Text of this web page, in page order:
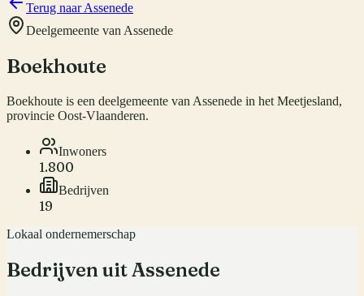
Terug naarAssenede
Deelgemeente van Assenede
Boekhoute
Boekhoute is een deelgemeente van Assenede in het Meetjesland,
provincie Oost-Vlaanderen.
Inwoners
1.800
Bedrijven
19
Lokaal ondernemerschap
Bedrijven uit Assenede